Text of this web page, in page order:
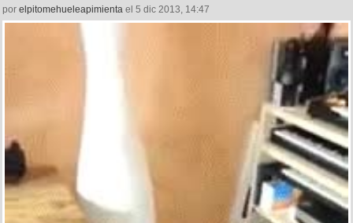
por elpitomehueleapimienta el 5 dic 2013, 14:47